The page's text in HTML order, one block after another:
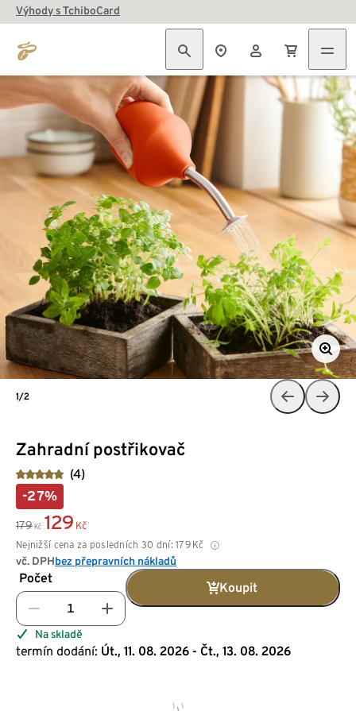
Výhody s TchiboCard
Zahradní postřikovač
(4)
-27%
179 Kč 129 Kč
Nejnižší cena za posledních 30 dní: 179 Kč
vč. DPHbez přepravních nákladů
Počet
Koupit
Na skladě
termín dodání: Út., 11. 08. 2026 - Čt., 13. 08. 2026
1/2